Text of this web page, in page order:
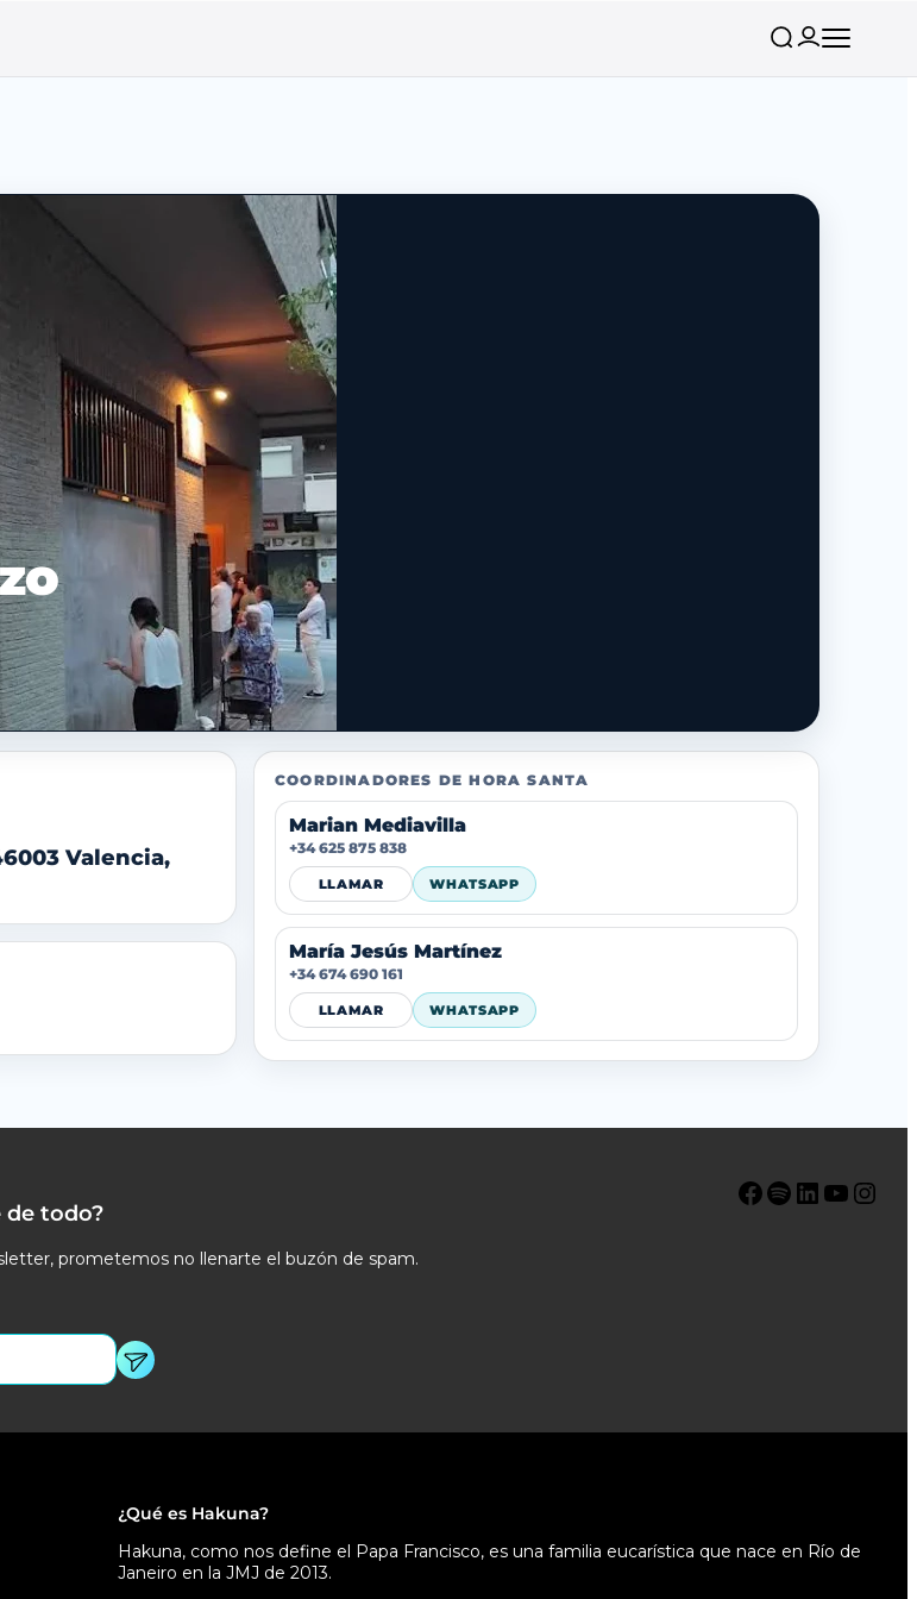
Valencia,
COORDINADORES DE HORA SANTA
Marian Mediavilla
+34 625 875 838
LLAMAR WHATSAPP
María Jesús Martínez
+34 674 690 161
LLAMAR WHATSAPP
de todo?
prometemos no llenarte el buzón de spam.
Facebook Spotify LinkedIn YouTube Instagram
¿Qué es Hakuna?
Hakuna, como nos define el Papa Francisco, es una familia eucarística que nace en Río de
Janeiro en la JMJ de 2013.